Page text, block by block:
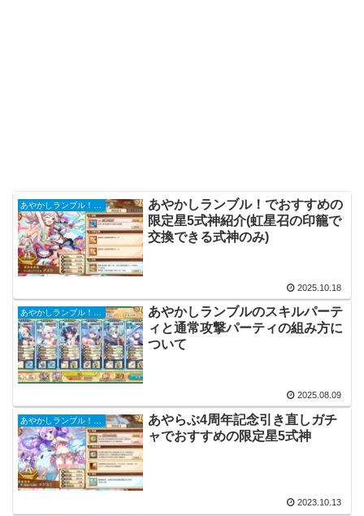
あやかしランブル！でおすすめの
限定星5式神紹介(虹星召の印籠で
交換できる式神のみ)
2025.10.18
あやかしランブルのスキルパーテ
ィと通常攻撃パーティの組み方に
ついて
2025.08.09
あやらぶ4周年記念引き直しガチ
ャでおすすめの限定星5式神
2023.10.13